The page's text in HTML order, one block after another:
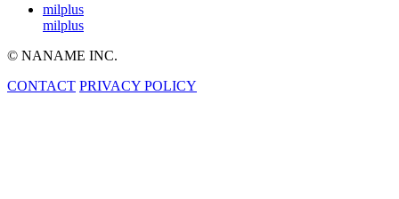
milplus
milplus
© NANAME INC.
CONTACT PRIVACY POLICY